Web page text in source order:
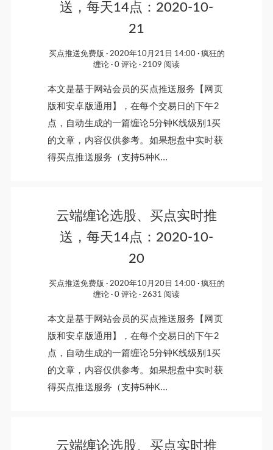
送，每天14点：2020-10-
21
买点推送免费版 2020年10月21日 14:00
疯狂的
缠论
0 评论 2109 阅读
本文是基于网站会员的买点推送服务【网页
版和安卓版通用】，在每个交易日的下午2
点，自动生成的一篇缠论5分钟K线级别1买
的文章，内容仅供参考。如果想盘中实时获
得买点推送服务（支持5种K...
云端缠论选股、买点实时推
送，每天14点：2020-10-
20
买点推送免费版 2020年10月20日 14:00
疯狂的
缠论
0 评论 2631 阅读
本文是基于网站会员的买点推送服务【网页
版和安卓版通用】，在每个交易日的下午2
点，自动生成的一篇缠论5分钟K线级别1买
的文章，内容仅供参考。如果想盘中实时获
得买点推送服务（支持5种K...
云端缠论选股、买点实时推